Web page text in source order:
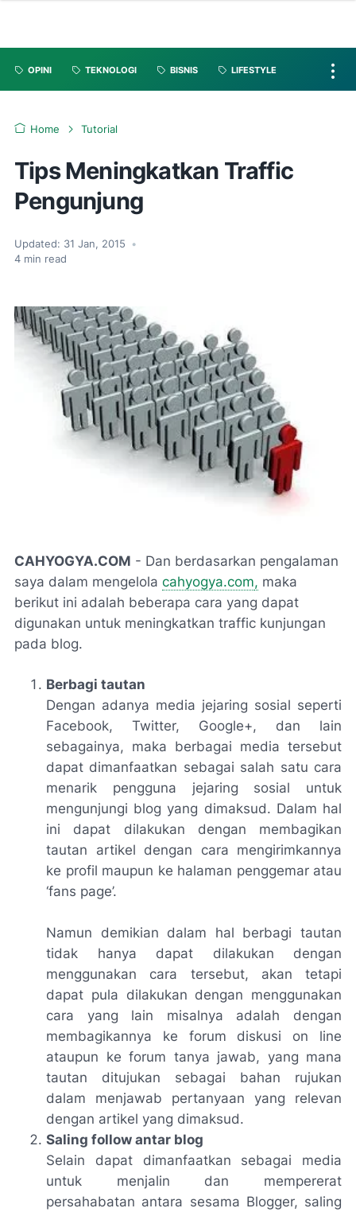
OPINI TEKNOLOGI BISNIS LIFESTYLE
Home Tutorial
Tips Meningkatkan Traffic
Pengunjung
Updated: 31 Jan, 2015
•
4 min read
CAHYOGYA.COM - Dan berdasarkan pengalaman
saya dalam mengelola cahyogya.com, maka
berikut ini adalah beberapa cara yang dapat
digunakan untuk meningkatkan traffic kunjungan
pada blog.
Berbagi tautan
Dengan adanya media jejaring sosial seperti
Facebook, Twitter, Google+, dan lain
sebagainya, maka berbagai media tersebut
dapat dimanfaatkan sebagai salah satu cara
menarik pengguna jejaring sosial untuk
mengunjungi blog yang dimaksud. Dalam hal
ini dapat dilakukan dengan membagikan
tautan artikel dengan cara mengirimkannya
ke profil maupun ke halaman penggemar atau
‘fans page’.
Namun demikian dalam hal berbagi tautan
tidak hanya dapat dilakukan dengan
menggunakan cara tersebut, akan tetapi
dapat pula dilakukan dengan menggunakan
cara yang lain misalnya adalah dengan
membagikannya ke forum diskusi on line
ataupun ke forum tanya jawab, yang mana
tautan ditujukan sebagai bahan rujukan
dalam menjawab pertanyaan yang relevan
dengan artikel yang dimaksud.
Saling follow antar blog
Selain dapat dimanfaatkan sebagai media
untuk menjalin dan mempererat
persahabatan antara sesama Blogger, saling